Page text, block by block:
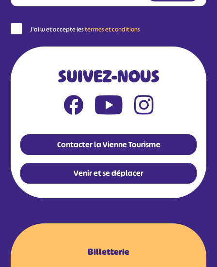
J'ai lu et accepte lestermes et conditions
SUIVEZ-NOUS
Contacter la Vienne Tourisme
Venir et se déplacer
Billetterie